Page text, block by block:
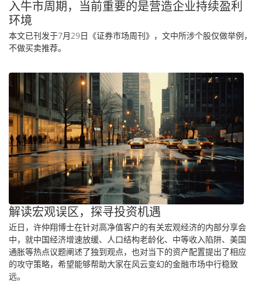
入牛市周期，当前重要的是营造企业持续盈利
环境
本文已刊发于7月29日《证券市场周刊》，文中所涉个股仅做举例，
不做买卖推荐。
解读宏观误区，探寻投资机遇
近日，许仲翔博士在针对高净值客户的有关宏观经济的内部分享会
中，就中国经济增速放缓、人口结构老龄化、中等收入陷阱、美国
通胀等热点议题阐述了独到观点，也对当下的资产配置提出了相应
的攻守策略，希望能够帮助大家在风云变幻的金融市场中行稳致
远。